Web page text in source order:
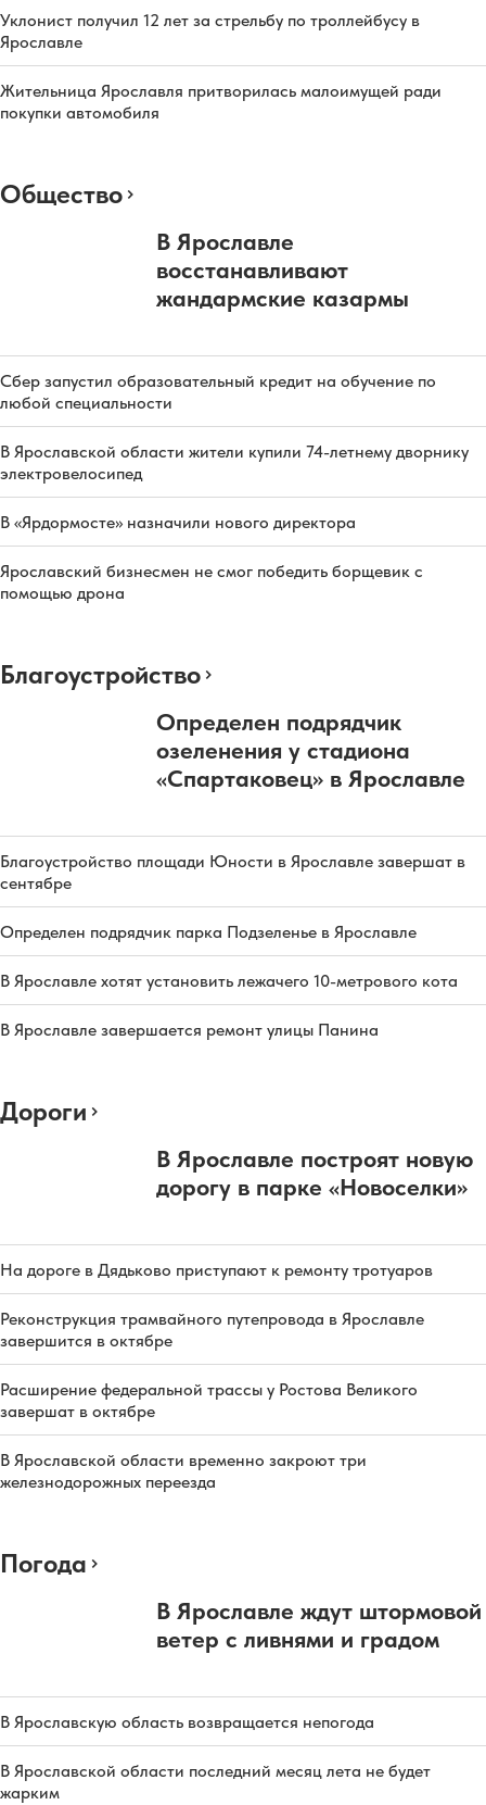
Уклонист получил 12 лет за стрельбу по троллейбусу в
Ярославле
Жительница Ярославля притворилась малоимущей ради
покупки автомобиля
Общество
В Ярославле
восстанавливают
жандармские казармы
Сбер запустил образовательный кредит на обучение по
любой специальности
В Ярославской области жители купили 74-летнему дворнику
электровелосипед
В «Ярдормосте» назначили нового директора
Ярославский бизнесмен не смог победить борщевик с
помощью дрона
Благоустройство
Определен подрядчик
озеленения у стадиона
«Спартаковец» в Ярославле
Благоустройство площади Юности в Ярославле завершат в
сентябре
Определен подрядчик парка Подзеленье в Ярославле
В Ярославле хотят установить лежачего 10-метрового кота
В Ярославле завершается ремонт улицы Панина
Дороги
В Ярославле построят новую
дорогу в парке «Новоселки»
На дороге в Дядьково приступают к ремонту тротуаров
Реконструкция трамвайного путепровода в Ярославле
завершится в октябре
Расширение федеральной трассы у Ростова Великого
завершат в октябре
В Ярославской области временно закроют три
железнодорожных переезда
Погода
В Ярославле ждут штормовой
ветер с ливнями и градом
В Ярославскую область возвращается непогода
В Ярославской области последний месяц лета не будет
жарким